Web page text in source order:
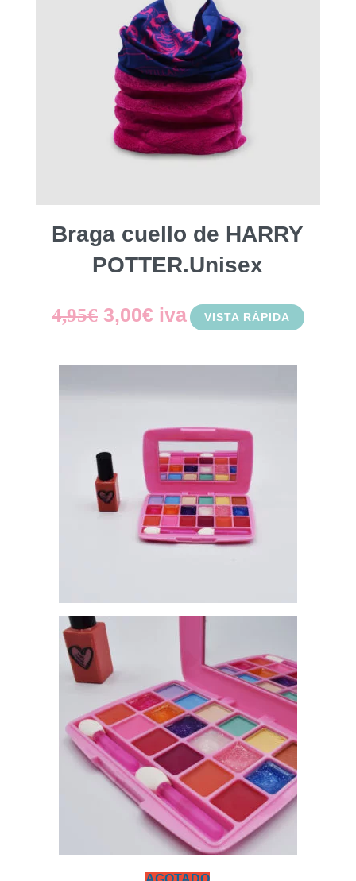
Braga cuello de HARRY
POTTER.Unisex
4,95€ El
4,95€.
3,00€El
3,00€.
iva VISTA RÁPIDA